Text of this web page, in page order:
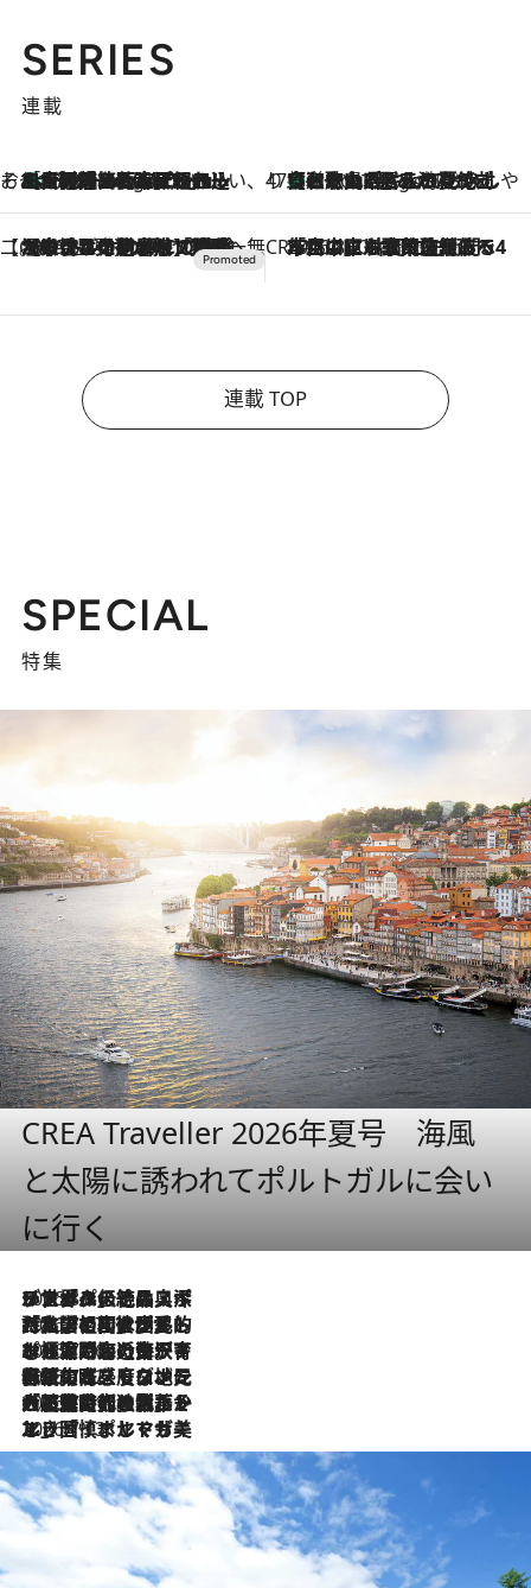
SERIES
連載
そおだよおこの関西おいしい、おやつ紀行
8 Hours Ago
［大阪府箕面市］一皿一皿目の前で仕上げられる、料理を巧みに組み込んだアシェットデセールコース「ミチル アシェット デセール（Michiru assiette dessert）」 47都道府県の手みやげ ひんやりスイーツで夏を満喫
8 Hours Ago
【和歌山県】この夏絶対食べたい 冷やしておいしいおやつ3選 みかんがごろっと丸ごと入ったジュレ
【CREA×星野リゾート】唯一無二。癒しと発見が待つ場所へ
2026.8.7
【トンボの足水浴】ヒノキの香りに包まれて涼感マックス！約13℃の湧水かけ流しを避暑地「星野温泉 トンボの湯」で体験 CREA'S CHOICE
2026.8.7
「立川にも歌舞伎があるんだよ」 片岡仁左衛門・市川中車ら豪華座組みで4年目の立川立飛歌舞伎へ
連載 TOP
SPECIAL
特集
CREA Traveller 2026年夏号 海風
と太陽に誘われてポルトガルに会い
に行く
2026.8.8
リスボンの絶品スイーツ「パステル・デ・ナタ」とは？ポルトガル伝統の奥深い世界へ
2026.7.27
「私の祖国はポルトガル語です」国民的詩人フェルナンド・ペソアと、彼が愛した文学の街を歩く
2026.7.26
ポルトガル近海が育む極上の海の幸。キリリと冷えた白ワインと愉しむ、シーフード専門店の贅沢
2026.7.22
伝統の味をモダンに昇華。高感度な地元客が集う、リスボンの最旬ガストロノミー
2026.7.21
大航海時代の栄華から、震災、独裁、そして革命へ。ポルトガル・首都リスボンの石畳に刻まれた「歴史の光と影」
2026.7.13
エッセイ・ヤマザキマリ「慎ましくも美しき国 ポルトガル」